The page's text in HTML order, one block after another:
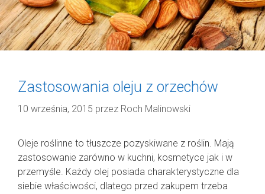
Zastosowania oleju z orzechów
10 września, 2015 przez Roch Malinowski
Oleje roślinne to tłuszcze pozyskiwane z roślin. Mają
zastosowanie zarówno w kuchni, kosmetyce jak i w
przemyśle. Każdy olej posiada charakterystyczne dla
siebie właściwości, dlatego przed zakupem trzeba